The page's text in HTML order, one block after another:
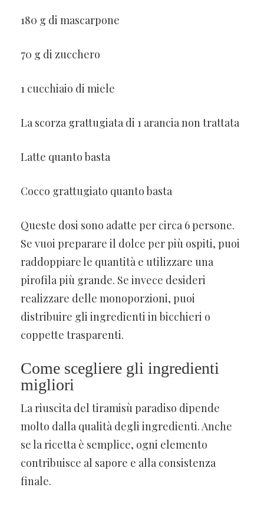
180 g di mascarpone
70 g di zucchero
1 cucchiaio di miele
La scorza grattugiata di 1 arancia non trattata
Latte quanto basta
Cocco grattugiato quanto basta
Queste dosi sono adatte per circa 6 persone.
Se vuoi preparare il dolce per più ospiti, puoi
raddoppiare le quantità e utilizzare una
pirofila più grande. Se invece desideri
realizzare delle monoporzioni, puoi
distribuire gli ingredienti in bicchieri o
coppette trasparenti.
Come scegliere gli ingredienti
migliori
La riuscita del tiramisù paradiso dipende
molto dalla qualità degli ingredienti. Anche
se la ricetta è semplice, ogni elemento
contribuisce al sapore e alla consistenza
finale.